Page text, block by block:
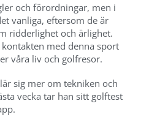
och förordningar, men i
vanliga, eftersom de är
ridderlighet och ärlighet.
med denna sport
våra liv och golfresor.
sig mer om tekniken och
vecka tar han sitt golftest